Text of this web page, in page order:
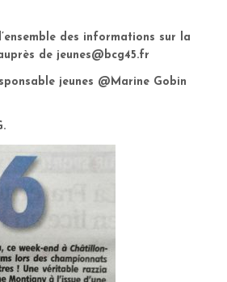
des informations sur la
de jeunes@bcg45.fr
jeunes @Marine Gobin